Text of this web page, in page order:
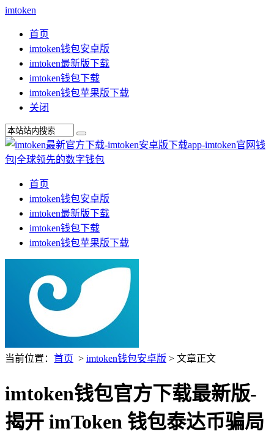
imtoken
首页
imtoken钱包安卓版
imtoken最新版下载
imtoken钱包下载
imtoken钱包苹果版下载
关闭
首页
imtoken钱包安卓版
imtoken最新版下载
imtoken钱包下载
imtoken钱包苹果版下载
当前位置： 首页 > imtoken钱包安卓版 > 文章正文
imtoken钱包官方下载最新版-
揭开 imToken 钱包泰达币骗局